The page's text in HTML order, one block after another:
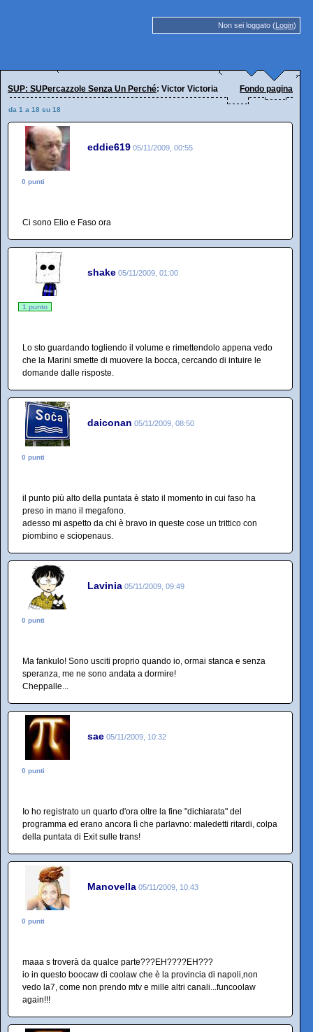
Non sei loggato (Login)
SUP: SUPercazzole Senza Un Perché: Victor Victoria Fondo pagina
da 1 a 18 su 18
eddie619 05/11/2009, 00:55
0 punti
Ci sono Elio e Faso ora
shake 05/11/2009, 01:00
1 punto
Lo sto guardando togliendo il volume e rimettendolo appena vedo
che la Marini smette di muovere la bocca, cercando di intuire le
domande dalle risposte.
daiconan 05/11/2009, 08:50
0 punti
il punto più alto della puntata è stato il momento in cui faso ha
preso in mano il megafono.
adesso mi aspetto da chi è bravo in queste cose un trittico con
piombino e sciopenaus.
Lavinia 05/11/2009, 09:49
0 punti
Ma fankulo! Sono usciti proprio quando io, ormai stanca e senza
speranza, me ne sono andata a dormire!
Cheppalle...
sae 05/11/2009, 10:32
0 punti
Io ho registrato un quarto d'ora oltre la fine "dichiarata" del
programma ed erano ancora lì che parlavno: maledetti ritardi, colpa
della puntata di Exit sulle trans!
Manovella 05/11/2009, 10:43
0 punti
maaa s troverà da qualce parte???EH????EH???
io in questo boocaw di coolaw che è la provincia di napoli,non
vedo la7, come non prendo mtv e mille altri canali...funcoolaw
again!!!